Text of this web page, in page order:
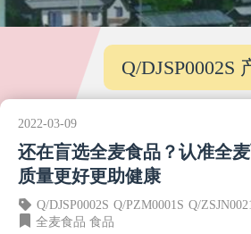
Q/DJSP0002S
2022-03-09
还在盲选全麦食品？认准全
质量更好更助健康
Q/DJSP0002S Q/PZM0001S Q/
全麦食品 食品